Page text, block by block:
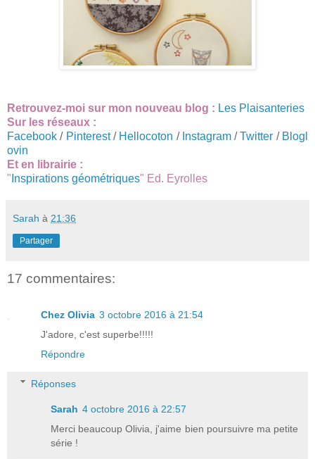
Retrouvez-moi sur mon nouveau blog : Les Plaisanteries
Sur les réseaux :
Facebook / Pinterest/ Hellocoton / Instagram/Twitter / Blogl
ovin
Et en librairie :
" Inspirations géométriques" Ed. Eyrolles
Sarah à 21:36
Partager
17 commentaires:
Chez Olivia 3 octobre 2016 à 21:54
J'adore, c'est superbe!!!!!
Répondre
Réponses
Sarah 4 octobre 2016 à 22:57
Merci beaucoup Olivia, j'aime bien poursuivre ma petite
série !